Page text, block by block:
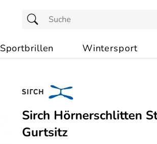
Sportbrillen Wintersport
Sirch Hörnerschlitten
Gurtsitz